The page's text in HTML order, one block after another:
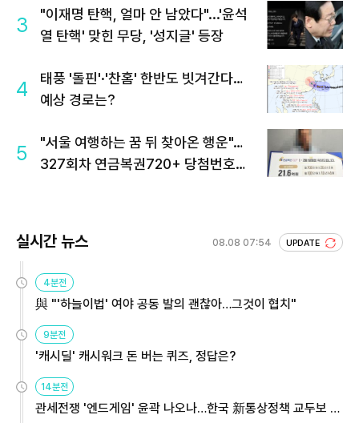
3
"이재명 탄핵, 얼마 안 남았다"...'윤석
열 탄핵' 맞힌 무당, '성지글' 등장
4
태풍 '돌핀'·'찬홈' 한반도 빗겨간다…
예상 경로는?
5
"서울 여행하는 꿈 뒤 찾아온 행운"…
327회차 연금복권720+ 당첨번호조
실시간 뉴스 08.08 07:54 UPDATE
4분전
與 "'하늘이법' 여야 공동 발의 괜찮아…그것이 협치"
9분전
'캐시딜' 캐시워크 돈 버는 퀴즈, 정답은?
14분전
관세전쟁 '엔드게임' 윤곽 나오나…한국 新통상정책 교두보 활